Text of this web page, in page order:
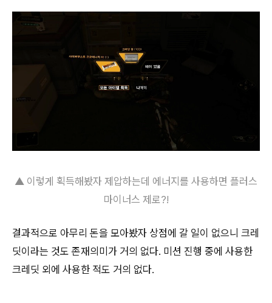
▲ 이렇게 획득해봤자 제압하는데 에너지를 사용하면 플러스
마이너스 제로?!
결과적으로 아무리 돈을 모아봤자 상점에 갈 일이 없으니 크레
딧이라는 것도 존재의미가 거의 없다. 미션 진행 중에 사용한
크레딧 외에 사용한 적도 거의 없다.